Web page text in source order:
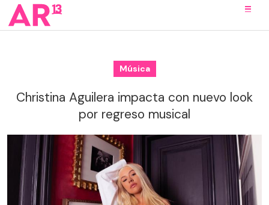
Música
Christina Aguilera impacta con nuevo look
por regreso musical